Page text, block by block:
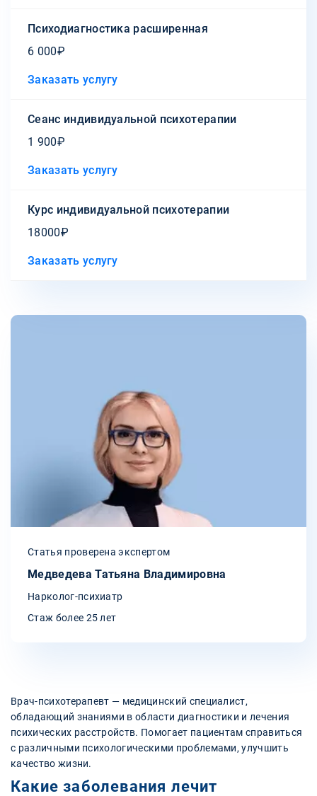
Психодиагностика расширенная
6 000₽
Заказать услугу
Сеанс индивидуальной психотерапии
1 900₽
Заказать услугу
Курс индивидуальной психотерапии
18000₽
Заказать услугу
Статья проверена экспертом
Медведева Татьяна Владимировна
Нарколог-психиатр
Стаж более 25 лет
Врач-психотерапевт — медицинский специалист,
обладающий знаниями в области диагностики и лечения
психических расстройств. Помогает пациентам справиться
с различными психологическими проблемами, улучшить
качество жизни.
Какие заболевания лечит